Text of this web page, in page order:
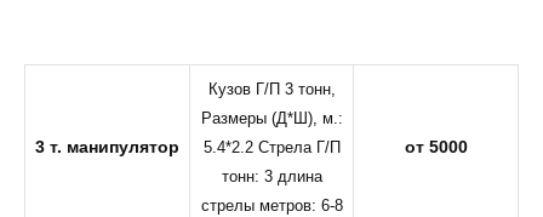
3 т. манипулятор
Кузов Г/П 3 тонн,
Размеры (Д*Ш), м.:
5.4*2.2 Стрела Г/П
тонн: 3 длина
стрелы метров: 6-8
от 5000